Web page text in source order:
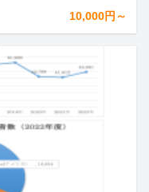
10,000円～